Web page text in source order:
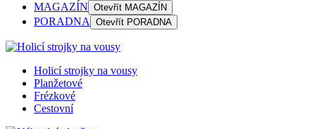
MAGAZÍN Otevřít MAGAZÍN
PORADNA Otevřít PORADNA
Holicí strojky na vousy
Planžetové
Frézkové
Cestovní